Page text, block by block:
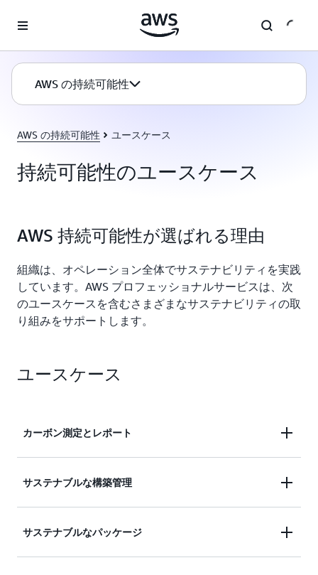
AWS の持続可能性
AWS の持続可能性 ユースケース
持続可能性のユースケース
AWS 持続可能性が選ばれる理由
組織は、オペレーション全体でサステナビリティを実践
しています。AWS プロフェッショナルサービスは、次
のユースケースを含むさまざまなサステナビリティの取
り組みをサポートします。
ユースケース
カーボン測定とレポート
量に変換して、サステナビリティの進捗を正確にベ
ンチマーク、管理、およびレポートします。
サステナブルな構築管理
エネルギー効率向上と炭素削減が可能な領域を特定
します。
サステナブルなパッケージ